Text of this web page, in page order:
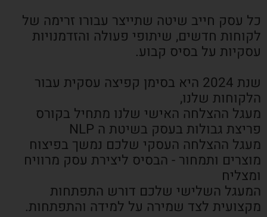
כל עסק חייב שיטה שתייצר עבורו זרימה של
לקוחות חדשים, שיתופי פעולה והזדמנויות
עסקיות על בסיס קבוע.
שנת 2024 היא בסימן קפיצה עסקית עבור
הלקוחות שלנו,
מעגל ההצלחה האישי שלנו מתחיל בקורס
פריצת גבולות בעסק בשיטת ה NLP
מעגל ההצלחה העסקי שלכם נמשך בפיצוח
מוצרים ותמחור - הבסיס ליצירת עסק מרוויח
ומצליח
המעגל השלישי שלכם דורש התפתחות
מקצועית לצד שמירה על למידה והתפתחות.